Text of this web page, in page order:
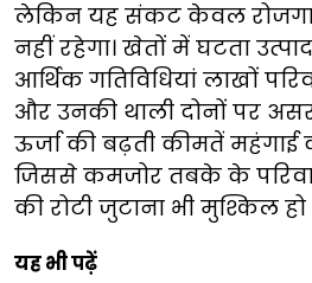
लेकिन यह संकट केवल
नहीं रहेगा। खेतों में घटता
आर्थिक गतिविधियां लाखों
और उनकी थाली दोनों पर
ऊर्जा की बढ़ती कीमतें
जिससे कमजोर तबके के
की रोटी जुटाना भी मुश्किल
यह भी पढ़ें